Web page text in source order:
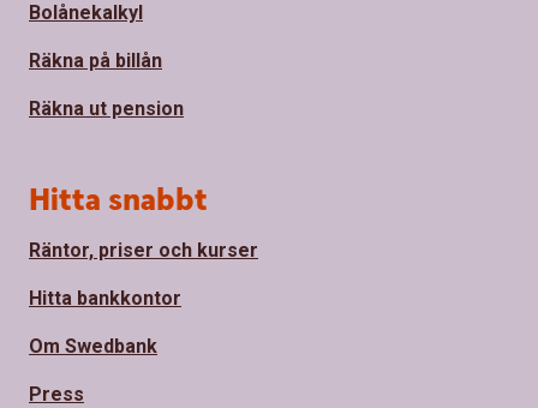
Bolånekalkyl
Räkna på billån
Räkna ut pension
Hitta snabbt
Räntor, priser och kurser
Hitta bankkontor
Om Swedbank
Press